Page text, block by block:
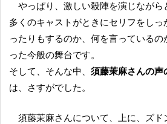
やっぱり、激しい殺陣を演じながらということもあって、
多くのキャストがときにセリフをし
ったりもするのか、何を言っている
った今般の舞台です。
そして、そんな中、 須藤茉麻さんの声
は、さすがでした。
須藤茉麻さんについて、上に、ズドンと目に飛び込んでく